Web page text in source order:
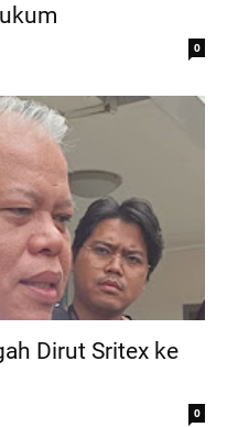
0
Dirut Sritex ke
0